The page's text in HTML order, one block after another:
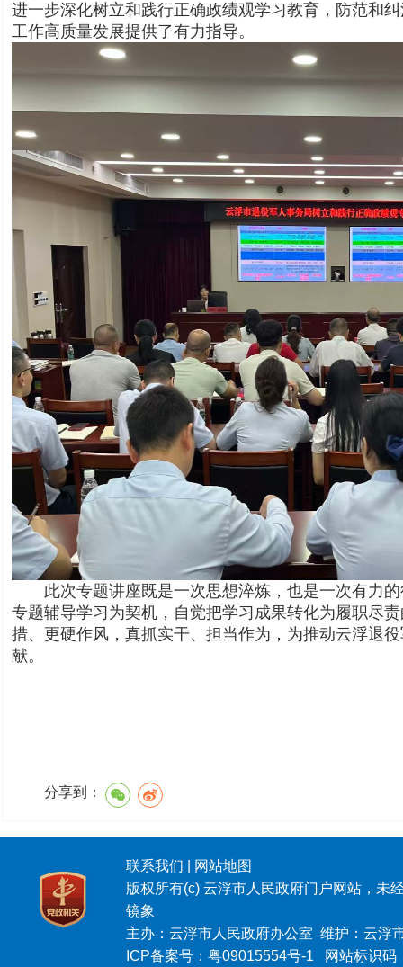
进一步深化树立和践行正确政绩观学习教育，防范和
工作高质量发展提供了有力指导。
此次专题讲座既是一次思想淬炼，也是一次有力的
专题辅导学习为契机，自觉把学习成果转化为履职尽
措、更硬作风，真抓实干、担当作为，为推动云浮退
献。
分享到：
联系我们
网站地图
版权所有(c) 云浮市人民政府门户网站，未
镜象
主办：云浮市人民政府办公室 维护：云浮
ICP备案号： 粤09015554号-1 网站标识码